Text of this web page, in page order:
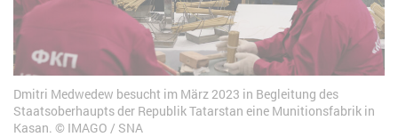
Dmitri Medwedew besucht im März 2023 in Begleitung des
Staatsoberhaupts der Republik Tatarstan eine Munitionsfabrik in
Kasan.
IMAGO / SNA